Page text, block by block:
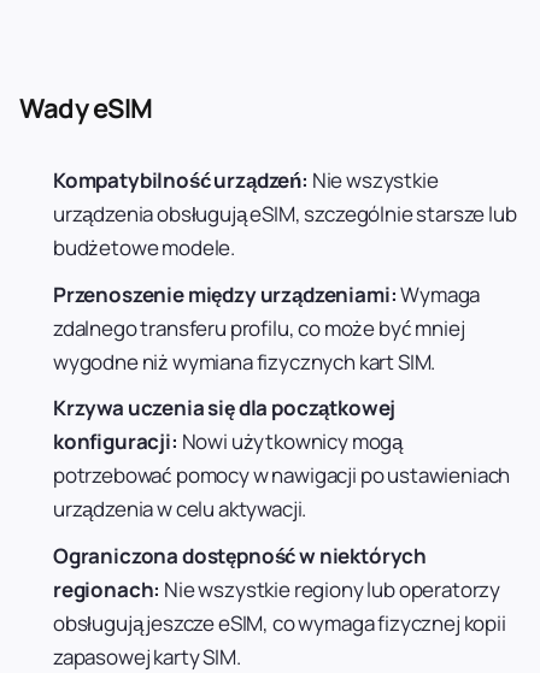
Wady eSIM
Kompatybilność urządzeń: Nie wszystkie
urządzenia obsługują eSIM, szczególnie starsze lub
budżetowe modele.
Przenoszenie między urządzeniami:Wymaga
zdalnego transferu profilu, co może być mniej
wygodne niż wymiana fizycznych kart SIM.
Krzywa uczenia się dla początkowej
konfiguracji: Nowi użytkownicy mogą
potrzebować pomocy w nawigacji po ustawieniach
urządzenia w celu aktywacji.
Ograniczona dostępność w niektórych
regionach: Nie wszystkie regiony lub operatorzy
obsługują jeszcze eSIM, co wymaga fizycznej kopii
zapasowej karty SIM.